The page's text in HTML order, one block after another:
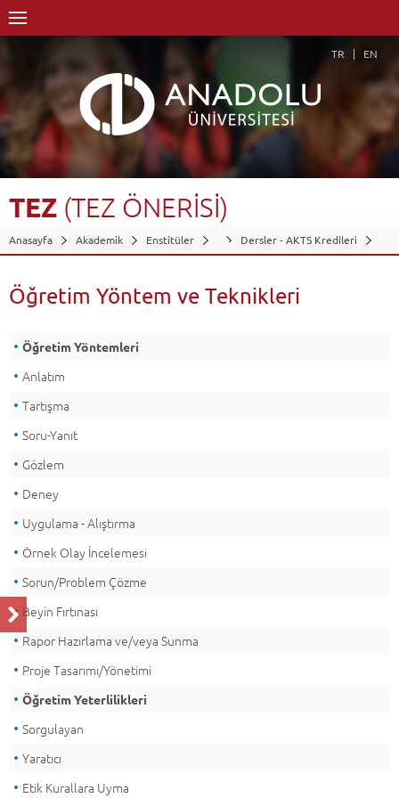
TR EN
TEZ (TEZ ÖNERİSİ)
Anasayfa Akademik Enstitüler
Dersler - AKTS Kredileri
Öğretim Yöntem ve Teknikleri
Öğretim Yöntemleri
Anlatım
Tartışma
Soru-Yanıt
Gözlem
Deney
Uygulama - Alıştırma
Örnek Olay İncelemesi
Sorun/Problem Çözme
Beyin Fırtınası
Rapor Hazırlama ve/veya Sunma
Proje Tasarımı/Yönetimi
Öğretim Yeterlilikleri
Sorgulayan
Yaratıcı
Etik Kurallara Uyma